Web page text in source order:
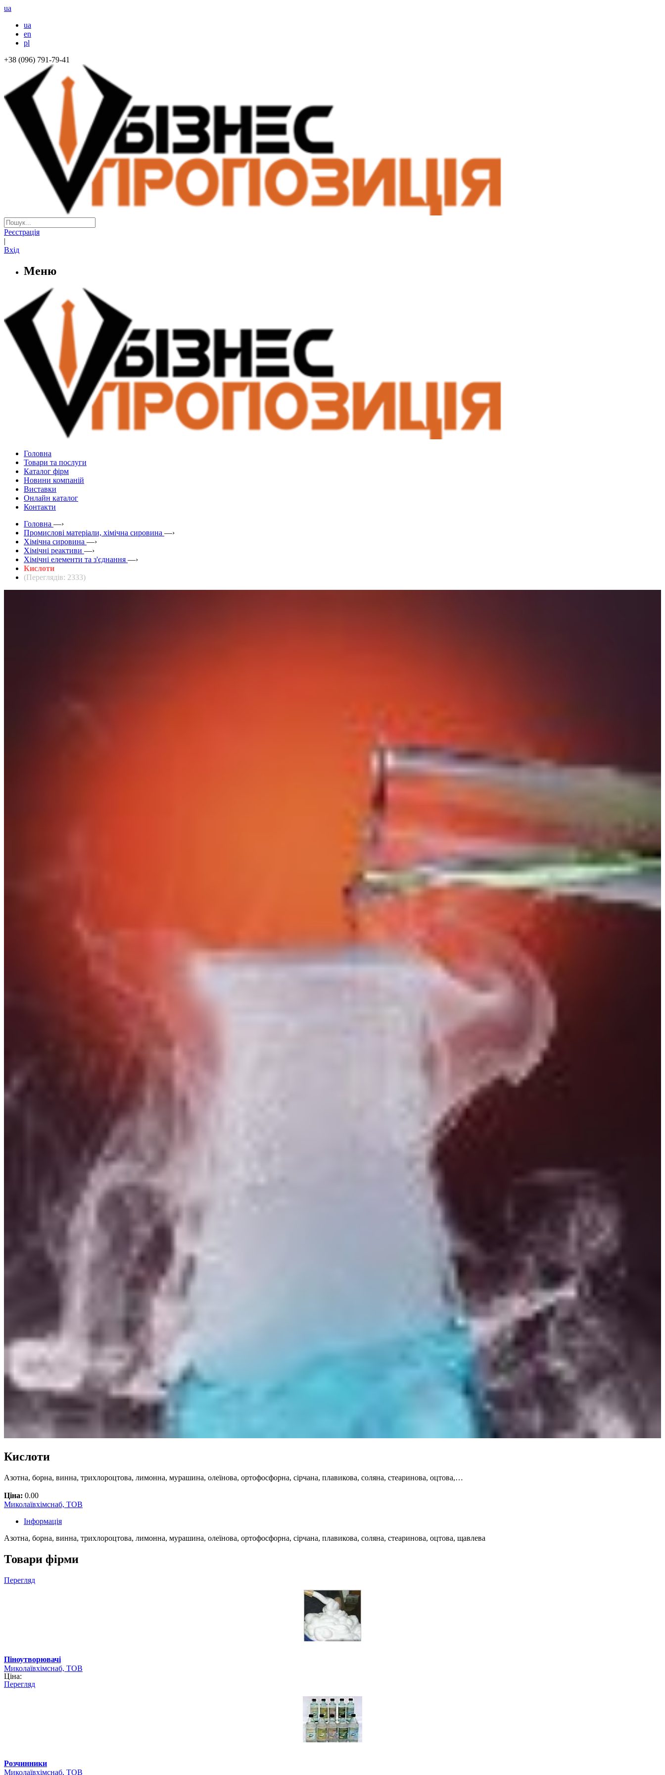
ua
ua
en
pl
+38 (096) 791-79-41
Реєстрація
|
Вхід
Меню
Головна
Товари та послуги
Каталог фірм
Новини компаній
Виставки
Онлайн каталог
Контакти
Головна —›
Промислові матеріали, хімічна сировина —›
Хімічна сировина —›
Хімічні реактиви —›
Хімічні елементи та з'єднання —›
Кислоти
(Переглядів: 2333)
Кислоти
Азотна, борна, винна, трихлороцтова, лимонна, мурашина, олеїнова, ортофосфорна, сірчана, плавикова, соляна, стеаринова, оцтова,…
Ціна: 0.00
Миколаївхімснаб, ТОВ
Інформація
Азотна, борна, винна, трихлороцтова, лимонна, мурашина, олеїнова, ортофосфорна, сірчана, плавикова, соляна, стеаринова, оцтова, щавлева
Товари фірми
Перегляд
Піноутворювачі
Миколаївхімснаб, ТОВ
Ціна:
Перегляд
Розчинники
Миколаївхімснаб, ТОВ